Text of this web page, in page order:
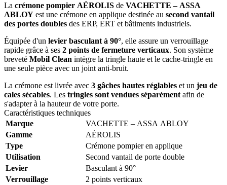
La crémone pompier AÉROLIS de VACHETTE – ASSA
ABLOY est une crémone en applique destinée au second vantail
des portes doubles des ERP, ERT et bâtiments industriels.
Équipée d'un levier basculant à 90°, elle assure un verrouillage
rapide grâce à ses 2 points de fermeture verticaux. Son système
breveté Mobil Clean intègre la tringle haute et le cache-tringle en
une seule pièce avec un joint anti-bruit.
La crémone est livrée avec 3 gâches hautes réglables et un jeu de
cales sécables. Les tringles sont vendues séparément afin de
s'adapter à la hauteur de votre porte.
Caractéristiques techniques
Marque
VACHETTE – ASSA ABLOY
Gamme
AÉROLIS
Type
Crémone pompier en applique
Utilisation
Second vantail de porte double
Levier
Basculant à 90°
Verrouillage
2 points verticaux